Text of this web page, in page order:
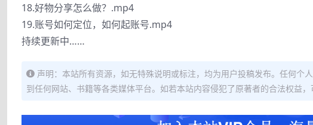
18.好物分享怎么做？.mp4
19.账号如何定位，如何起账号.mp4
持续更新中……
声明：本站所有资源，如无特殊说明或标注，均为用户投稿发布。任何个
到任何网站、书籍等各类媒体平台。如若本站内容侵犯了原著者的合法权益，